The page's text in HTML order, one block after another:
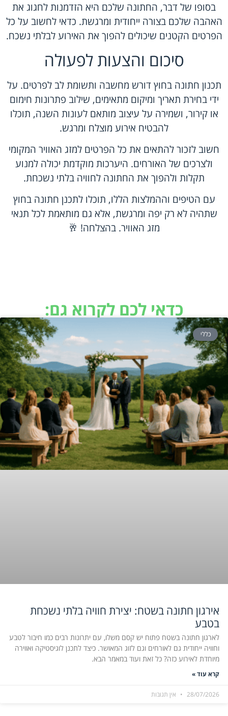
בסופו של דבר, החתונה שלכם היא הזדמנות לחגוג את
האהבה שלכם בצורה ייחודית ומרגשת. כדאי לחשוב על כל
הפרטים הקטנים שיכולים להפוך את האירוע לבלתי נשכח.
סיכום והצעות לפעולה
תכנון חתונה בחוץ דורש מחשבה ותשומת לב לפרטים. על
ידי בחירת תאריך ומיקום מתאימים, שילוב פתרונות חימום
או קירור, ושמירה על עיצוב מותאם לעונות השנה, תוכלו
להבטיח אירוע מוצלח ומרגש.
חשוב לזכור להתאים את כל הפרטים למזג האוויר המקומי
ולצרכים של האורחים. היערכות מוקדמת יכולה למנוע
תקלות ולהפוך את החתונה לחוויה בלתי נשכחת.
עם הטיפים וההמלצות הללו, תוכלו לתכנן חתונה בחוץ
שתהיה לא רק יפה ומרגשת, אלא גם מותאמת לכל תנאי
מזג האוויר. בהצלחה! 🥂
כדאי לכם לקרוא גם:
כללי
אירגון חתונה בשטח: יצירת חוויה בלתי נשכחת
בטבע
לארגון חתונה בשטח פתוח יש קסם משלו, עם יתרונות רבים כמו חיבור לטבע
וחוויה ייחודית גם לאורחים וגם לזוג המאושר. כיצד לתכנן לוגיסטיקה ואווירה
מיוחדת לאירוע כזה? כל זאת ועוד במאמר הבא.
קרא עוד »
28/07/2026 אין תגובות